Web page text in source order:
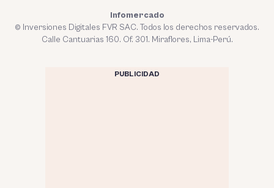
Infomercado
© Inversiones Digitales FVR SAC. Todos los derechos reservados.
Calle Cantuarias 160. Of. 301. Miraflores, Lima-Perú.
PUBLICIDAD